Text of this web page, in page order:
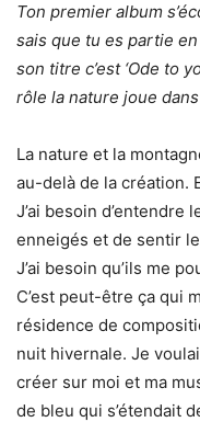
Ton premier album
sais que tu es partie
son titre c’est ‘Ode to
rôle la nature joue
La nature et la
au-delà de la création.
J’ai besoin d’entendre
enneigés et de sentir
J’ai besoin qu’ils me
C’est peut-être ça qui
résidence de
nuit hivernale. Je
créer sur moi et ma
de bleu qui s’étendait